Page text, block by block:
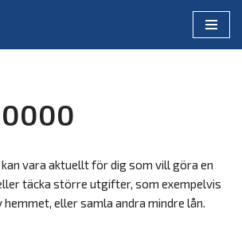
vara aktuellt för dig som vill göra en
täcka större utgifter, som exempelvis
eller samla andra mindre lån.